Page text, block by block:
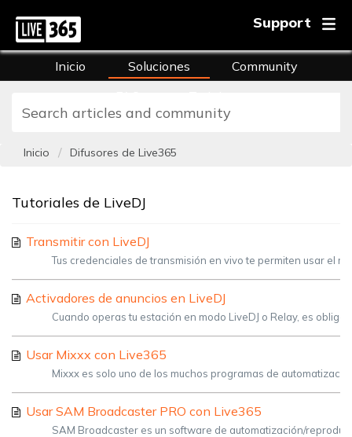
Support
Inicio Soluciones
Community
Inicio Difusores de Live365
Tutoriales de LiveDJ
Transmitir con LiveDJ
Tus credenciales de transmisión en vivo te permiten usar el
Activadores de anuncios en LiveDJ
Cuando operas tu estación en modo LiveDJ o Relay, es
Usar Mixxx con Live365
Mixxx es solo uno de los muchos programas de
Usar SAM Broadcaster PRO con Live365
SAM Broadcaster es un software de automatización/